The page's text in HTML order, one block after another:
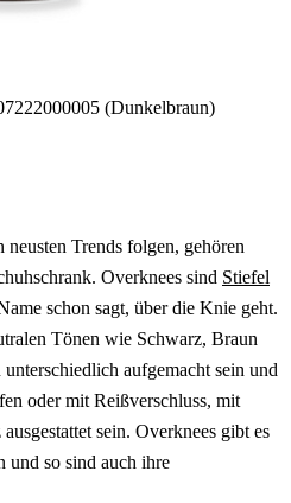
(Dunkelbraun)
Trends folgen, gehören
Overknees sind Stiefel
schon sagt, über die Knie geht.
Tönen wie Schwarz, Braun
aufgemacht sein und
oder mit Reißverschluss, mit
sein. Overknees gibt es
und so sind auch ihre